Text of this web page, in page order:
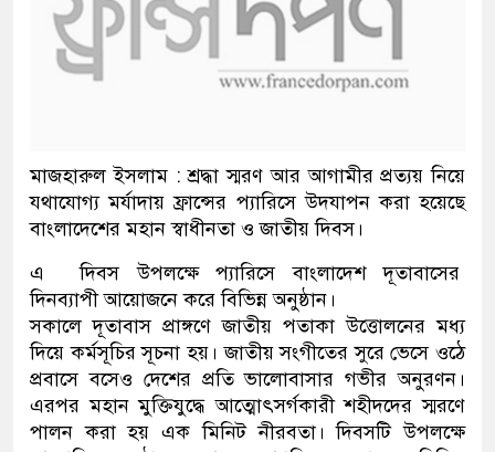
মাজহারুল ইসলাম : শ্রদ্ধা স্মরণ আর আগামীর প্রত্যয় নিয়ে
যথাযোগ্য মর্যাদায় ফ্রান্সের প্যারিসে উদযাপন করা হয়েছে
বাংলাদেশের মহান স্বাধীনতা ও জাতীয় দিবস।
এ দিবস উপলক্ষে প্যারিসে বাংলাদেশ দূতাবাসের
দিনব্যাপী আয়োজনে করে বিভিন্ন অনুষ্ঠান।
সকালে দূতাবাস প্রাঙ্গণে জাতীয় পতাকা উত্তোলনের মধ্য
দিয়ে কর্মসূচির সূচনা হয়। জাতীয় সংগীতের সুরে ভেসে ওঠে
প্রবাসে বসেও দেশের প্রতি ভালোবাসার গভীর অনুরণন।
এরপর মহান মুক্তিযুদ্ধে আত্মোৎসর্গকারী শহীদদের স্মরণে
পালন করা হয় এক মিনিট নীরবতা। দিবসটি উপলক্ষে